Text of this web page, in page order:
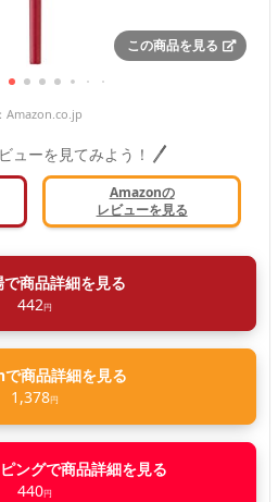
この商品を見る
Amazon.co.jp
ューを見てみよう！
Amazonの
レビューを見る
商品詳細を見る
442円
商品詳細を見る
1,378円
ングで商品詳細を見る
440円